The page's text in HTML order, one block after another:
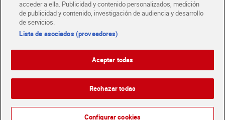
1,19 € (1,49 €/KILO) 2,15 € (0,05 €/UNIDAD)
acceder a ella. Publicidad y contenido personalizados, medición
de publicidad y contenido, investigación de audiencia y desarrollo
de servicios.
Lista de asociados (proveedores)
Aceptar todas
Rechazar todas
Configurar cookies